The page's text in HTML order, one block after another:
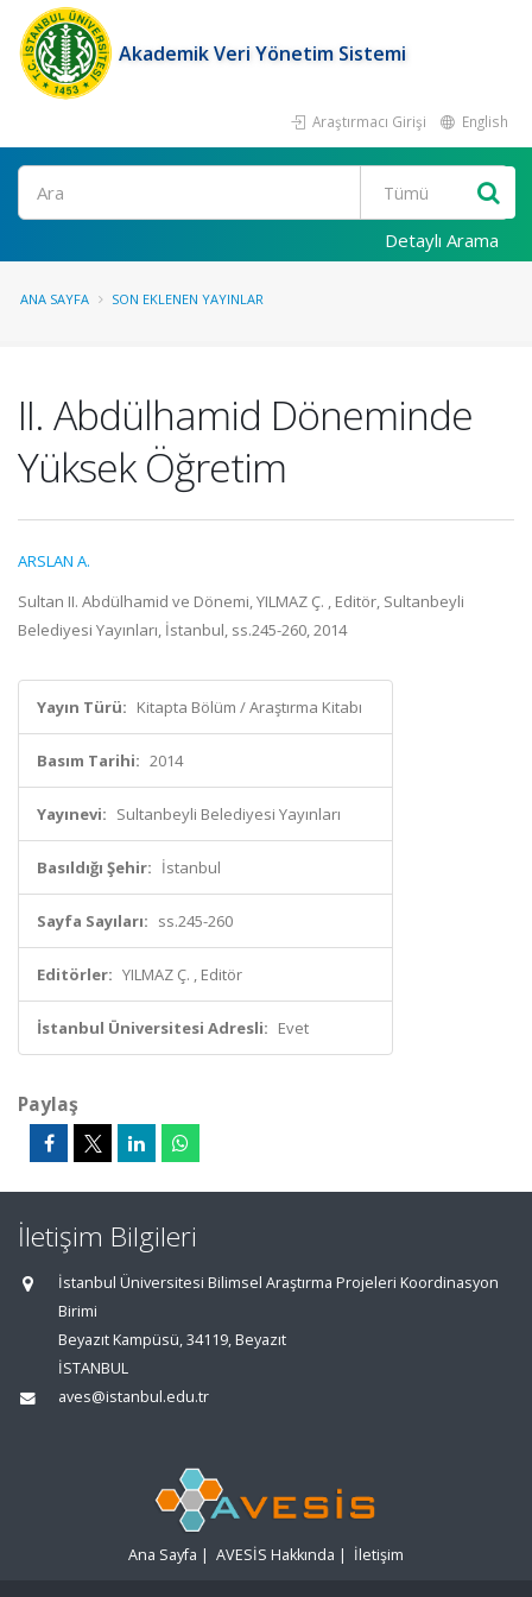
Akademik Veri Yönetim Sistemi
Araştırmacı Girişi English
Ara
Detaylı Arama
ANA SAYFA SON EKLENEN YAYINLAR
II. Abdülhamid Döneminde
Yüksek Öğretim
ARSLAN A.
Sultan II. Abdülhamid ve Dönemi, YILMAZ Ç. , Editör, Sultanbeyli
Belediyesi Yayınları, İstanbul, ss.245-260, 2014
Yayın Türü: Kitapta Bölüm / Araştırma Kitabı
Basım Tarihi: 2014
Yayınevi: Sultanbeyli Belediyesi Yayınları
Basıldığı Şehir: İstanbul
Sayfa Sayıları: ss.245-260
Editörler: YILMAZ Ç. , Editör
İstanbul Üniversitesi Adresli: Evet
Paylaş
İletişim Bilgileri
İstanbul Üniversitesi Bilimsel Araştırma Projeleri Koordinasyon
Birimi
Beyazıt Kampüsü, 34119, Beyazıt
İSTANBUL
aves@istanbul.edu.tr
Ana Sayfa | AVESİS Hakkında | İletişim